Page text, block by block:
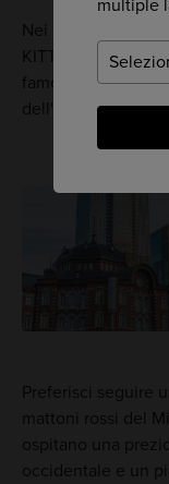
multiple
Nei pressi della
KITTE e i grandi
famose per i
dell'ultima moda
Preferisci seguire
mattoni rossi del
ospitano una
occidentale e un